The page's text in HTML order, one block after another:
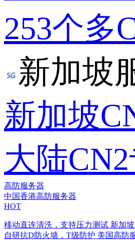
253个多
新加坡
新加坡
大陆
高防服务器
中国香港高防服务器
HOT
移动直连清洗，支持压力测试 新加
自研抗D防火墙，T级防护 美国高防